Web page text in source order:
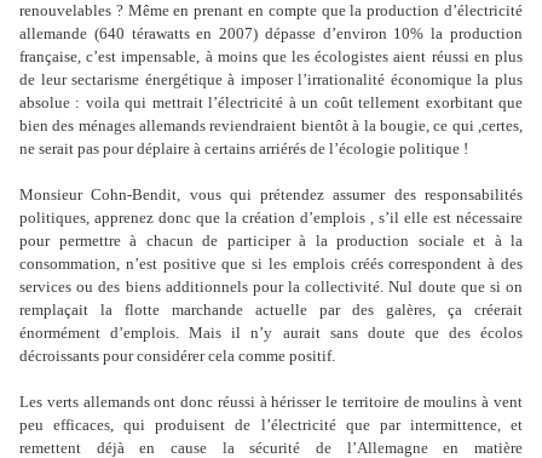
renouvelables ? Même en prenant en compte que la production d’électricité
allemande (640 térawatts en 2007) dépasse d’environ 10% la production
française, c’est impensable, à moins que les écologistes aient réussi en plus
de leur sectarisme énergétique à imposer l’irrationalité économique la plus
absolue : voila qui mettrait l’électricité à un coût tellement exorbitant que
bien des ménages allemands reviendraient bientôt à la bougie, ce qui ,certes,
ne serait pas pour déplaire à certains arriérés de l’écologie politique !
Monsieur Cohn-Bendit, vous qui prétendez assumer des responsabilités
politiques, apprenez donc que la création d’emplois , s’il elle est nécessaire
pour permettre à chacun de participer à la production sociale et à la
consommation, n’est positive que si les emplois créés correspondent à des
services ou des biens additionnels pour la collectivité. Nul doute que si on
remplaçait la flotte marchande actuelle par des galères, ça créerait
énormément d’emplois. Mais il n’y aurait sans doute que des écolos
décroissants pour considérer cela comme positif.
Les verts allemands ont donc réussi à hérisser le territoire de moulins à vent
peu efficaces, qui produisent de l’électricité que par intermittence, et
remettent déjà en cause la sécurité de l’Allemagne en matière